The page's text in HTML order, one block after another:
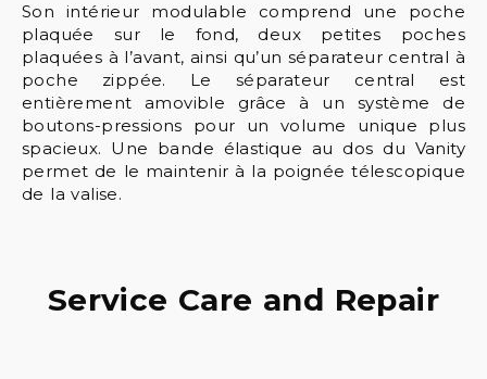
Son intérieur modulable comprend une poche
plaquée sur le fond, deux petites poches
plaquées à l’avant, ainsi qu’un séparateur central à
poche zippée. Le séparateur central est
entièrement amovible grâce à un système de
boutons-pressions pour un volume unique plus
spacieux. Une bande élastique au dos du Vanity
permet de le maintenir à la poignée télescopique
de la valise.
Service Care and Repair